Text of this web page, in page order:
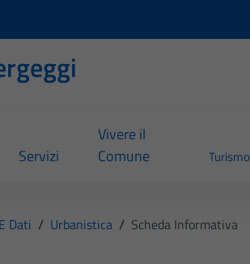
Servizi
Vivere il
Comune
Turismo
Dati / Urbanistica / Scheda Informativa